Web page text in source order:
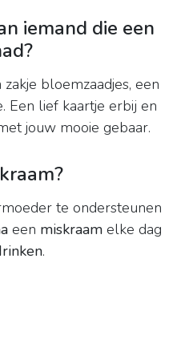
iemand die een
bloemzaadjes, een
Een lief kaartje erbij en
jouw mooie gebaar.
te ondersteunen
een miskraam elke dag
.